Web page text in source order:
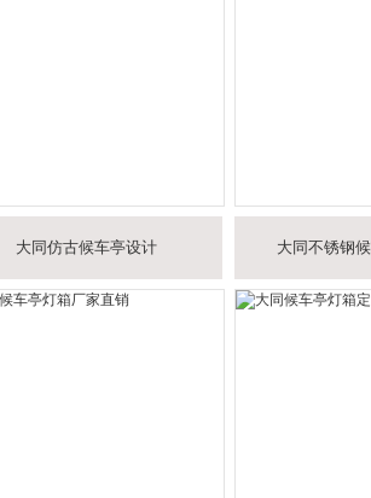
大同仿古候车亭设计 大同不锈钢